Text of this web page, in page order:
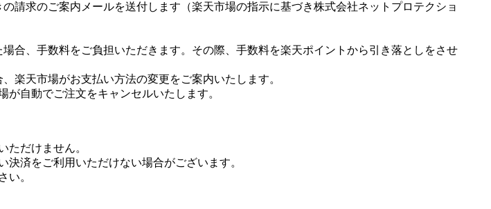
請求のご案内メールを送付します（楽天市場の指示に基づき株式会社ネットプロテクショ
合、手数料をご負担いただきます。その際、手数料を楽天ポイントから引き落としをさせ
楽天市場がお支払い方法の変更をご案内いたします。
自動でご注文をキャンセルいたします。
だけません。
済をご利用いただけない場合がございます。
い。